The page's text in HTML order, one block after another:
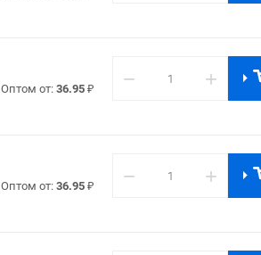
Оптом от: 36.95 ₽ − +
Оптом от: 36.95 ₽ − +